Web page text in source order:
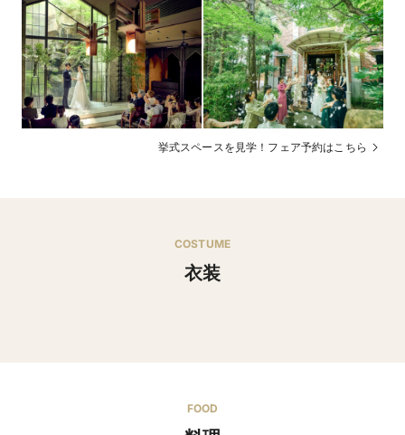
挙式スペースを見学！フェア予約はこちら
COSTUME
衣装
FOOD